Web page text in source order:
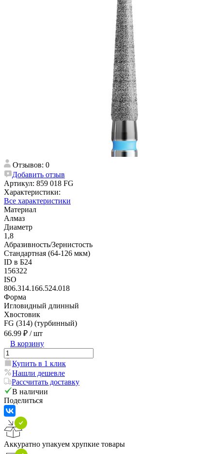
Отзывов: 0
Добавить отзыв
Артикул: 859 018 FG
Характеристики:
Все характеристики
Материал
Алмаз
Диаметр
1,8
Абразивность/Зернистость
Стандартная (64-126 мкм)
ID в Б24
156322
ISO
806.314.166.524.018
Форма
Игловидный длинный
Хвостовик
FG (314) (турбинный)
66.99 ₽ / шт
В корзину
Купить в 1 клик
Нашли дешевле
Рассчитать доставку
В наличии
Поделиться
Аккуратно упакуем хрупкие товары